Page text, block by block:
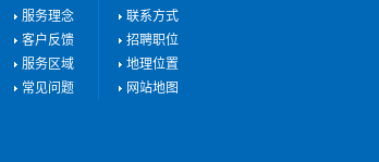
服务理念
客户反馈
服务区域
常见问题
联系方式
招聘职位
地理位置
网站地图